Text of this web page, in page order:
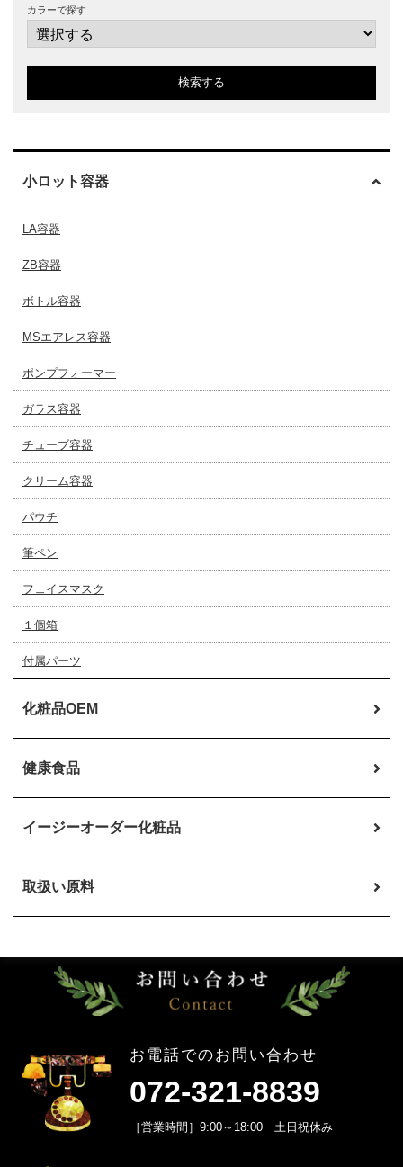
カラーで探す
検索する
小ロット容器
LA容器
ZB容器
ボトル容器
MSエアレス容器
ポンプフォーマー
ガラス容器
チューブ容器
クリーム容器
パウチ
筆ペン
フェイスマスク
１個箱
付属パーツ
化粧品OEM
健康食品
イージーオーダー化粧品
取扱い原料
お電話でのお問い合わせ
072-321-8839
［営業時間］9:00～18:00 土日祝休み